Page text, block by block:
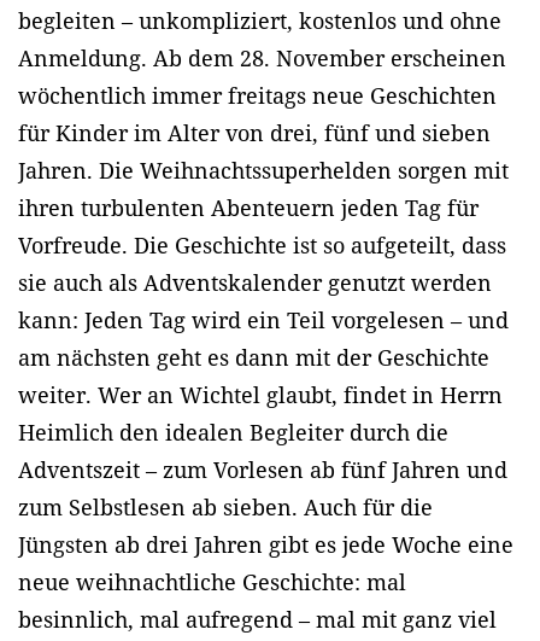
begleiten – unkompliziert, kostenlos und ohne
Anmeldung. Ab dem 28. November erscheinen
wöchentlich immer freitags neue Geschichten
für Kinder im Alter von drei, fünf und sieben
Jahren. Die Weihnachtssuperhelden sorgen mit
ihren turbulenten Abenteuern jeden Tag für
Vorfreude. Die Geschichte ist so aufgeteilt, dass
sie auch als Adventskalender genutzt werden
kann: Jeden Tag wird ein Teil vorgelesen – und
am nächsten geht es dann mit der Geschichte
weiter. Wer an Wichtel glaubt, findet in Herrn
Heimlich den idealen Begleiter durch die
Adventszeit – zum Vorlesen ab fünf Jahren und
zum Selbstlesen ab sieben. Auch für die
Jüngsten ab drei Jahren gibt es jede Woche eine
neue weihnachtliche Geschichte: mal
besinnlich, mal aufregend – mal mit ganz viel